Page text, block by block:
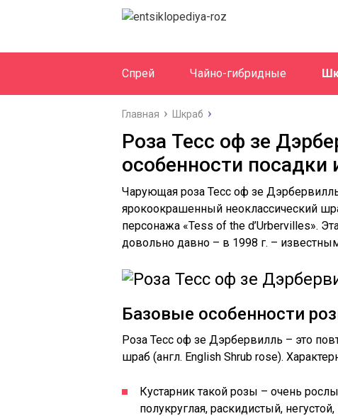
Спрей Чайно-гибридные
Главная Шкраб
Роза Тесс оф зе
особенности посадки
Чарующая роза Тесс оф зе
ярокоокрашенный неоклассический
персонажа «Tess of the d’Urbervilles».
довольно давно – в 1998 г. –
Базовые особенности
Роза Тесс оф зе Дэрбервилль – это
шраб (англ. English Shrub rose).
Кустарник такой розы – очень
полукруглая, раскидистый,